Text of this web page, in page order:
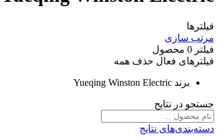
فیلترها
مرتب سازی
فیلتر 0 محصول
فیلترهای فعال حذف همه
برند Yueqing Winston Electric
جستجو در نتایج
دسته‌بندی‌های نتایج